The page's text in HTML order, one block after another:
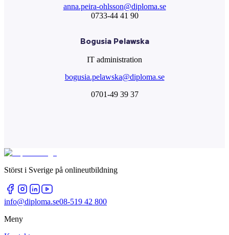
anna.peira-ohlsson@diploma.se
0733-44 41 90
Bogusia Pelawska
IT administration
bogusia.pelawska@diploma.se
0701-49 39 37
Störst i Sverige på onlineutbildning
info@diploma.se08-519 42 800
Meny